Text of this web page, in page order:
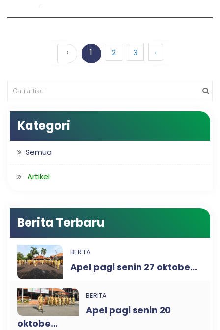
admin
‹ 1 2 3 ›
Kategori
Semua
Artikel
Berita Terbaru
BERITA
Apel pagi senin 27 oktobe...
BERITA
Apel pagi senin 20
oktobe...